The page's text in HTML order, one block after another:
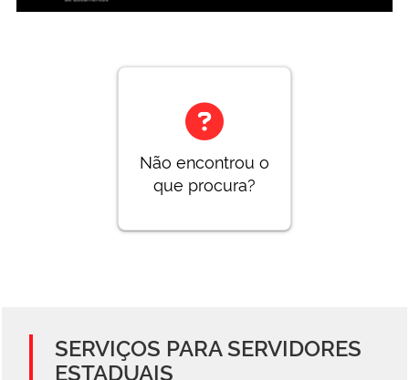
Não encontrou o
que procura?
SERVIÇOS PARA SERVIDORES
ESTADUAIS